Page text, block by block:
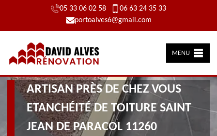
05 33 06 02 58
06 63 24 35 33
portoalves6@gmail.com
MENU
ARTISAN PRÈS DE CHEZ VOUS
ETANCHÉITÉ DE TOITURE SAINT
JEAN DE PARACOL 11260